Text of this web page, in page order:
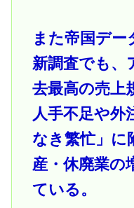
また帝国デー
新調査でも、
去最高の売上
人手不足や外
なき繁忙」に
産・休廃業の
ている。